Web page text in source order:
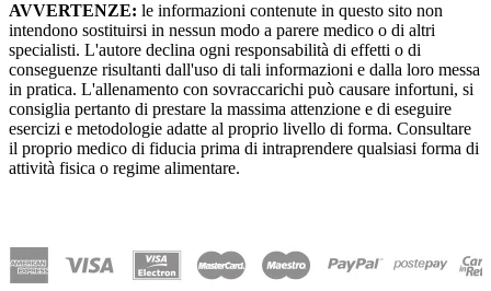
AVVERTENZE: le informazioni contenute in questo sito non
intendono sostituirsi in nessun modo a parere medico o di altri
specialisti. L'autore declina ogni responsabilità di effetti o di
conseguenze risultanti dall'uso di tali informazioni e dalla loro messa
in pratica. L'allenamento con sovraccarichi può causare infortuni, si
consiglia pertanto di prestare la massima attenzione e di eseguire
esercizi e metodologie adatte al proprio livello di forma. Consultare
il proprio medico di fiducia prima di intraprendere qualsiasi forma di
attività fisica o regime alimentare.